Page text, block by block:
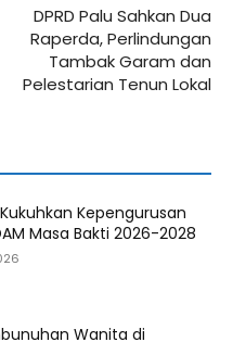
DPRD Palu Sahkan Dua
Raperda, Perlindungan
Tambak Garam dan
Pelestarian Tenun Lokal
Kepengurusan
Masa Bakti 2026-2028
Wanita di